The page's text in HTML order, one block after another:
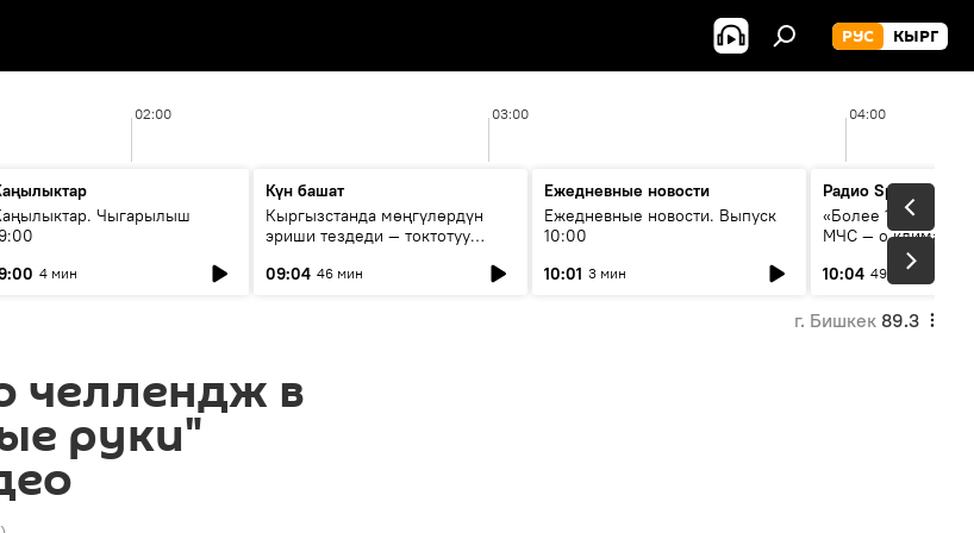
РУС КЫРГ
02:00 03:00 04:00
Чыгарылыш
4 мин
Күн башат
Кыргызстанда мөңгүлөрдүн
эриши тездеди — токтотуу
09:04 46 мин
Ежедневные новости
Ежедневные новости. Выпуск
10:00
10:01 3 мин
Радио Sputnik
«Более 1200 сёл в
МЧС — о климате,
системе
населения
10:04 49 мин
г. Бишкек 89.3
челлендж в
руки"